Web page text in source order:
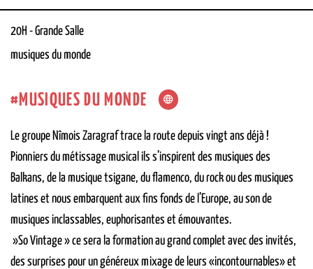
20H -Grande Salle
musiques du monde
MUSIQUES DU MONDE
Le groupe Nîmois Zaragraf trace la route depuis vingt ans déjà !
Pionniers du métissage musical ils s’inspirent des musiques des
Balkans, de la musique tsigane, du flamenco, du rock ou des musiques
latines et nous embarquent aux fins fonds de l’Europe, au son de
musiques inclassables, euphorisantes et émouvantes.
»So Vintage » ce sera la formation au grand complet avec des invités,
des surprises pour un généreux mixage de leurs «incontournables» et